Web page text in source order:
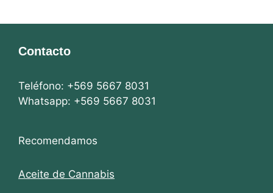
Contacto
Teléfono: +569 5667 8031
Whatsapp: +569 5667 8031
Recomendamos
Aceite de Cannabis